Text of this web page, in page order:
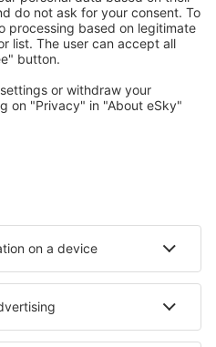
speciale pentru utilizatorii
opţiuni: hoteluri, cabane,
în Kota Kinabalu
George Town
Hoteluri în Dengkil